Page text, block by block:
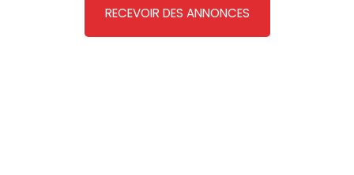
RECEVOIR DES ANNONCES